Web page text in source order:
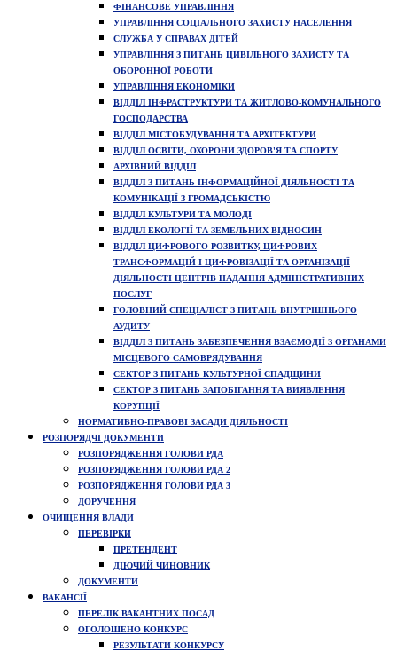
ФІНАНСОВЕ УПРАВЛІННЯ
УПРАВЛІННЯ СОЦІАЛЬНОГО ЗАХИСТУ НАСЕЛЕННЯ
СЛУЖБА У СПРАВАХ ДІТЕЙ
УПРАВЛІННЯ З ПИТАНЬ ЦИВІЛЬНОГО ЗАХИСТУ ТА
ОБОРОННОЇ РОБОТИ
УПРАВЛІННЯ ЕКОНОМІКИ
ВІДДІЛ ІНФРАСТРУКТУРИ ТА ЖИТЛОВО-КОМУНАЛЬНОГО
ГОСПОДАРСТВА
ВІДДІЛ МІСТОБУДУВАННЯ ТА АРХІТЕКТУРИ
ВІДДІЛ ОСВІТИ, ОХОРОНИ ЗДОРОВ'Я ТА СПОРТУ
АРХІВНИЙ ВІДДІЛ
ВІДДІЛ З ПИТАНЬ ІНФОРМАЦІЙНОЇ ДІЯЛЬНОСТІ ТА
КОМУНІКАЦІЇ З ГРОМАДСЬКІСТЮ
ВІДДІЛ КУЛЬТУРИ ТА МОЛОДІ
ВІДДІЛ ЕКОЛОГІЇ ТА ЗЕМЕЛЬНИХ ВІДНОСИН
ВІДДІЛ ЦИФРОВОГО РОЗВИТКУ, ЦИФРОВИХ
ТРАНСФОРМАЦІЙ І ЦИФРОВІЗАЦІЇ ТА ОРГАНІЗАЦІЇ
ДІЯЛЬНОСТІ ЦЕНТРІВ НАДАННЯ АДМІНІСТРАТИВНИХ
ПОСЛУГ
ГОЛОВНИЙ СПЕЦІАЛІСТ З ПИТАНЬ ВНУТРІШНЬОГО
АУДИТУ
ВІДДІЛ З ПИТАНЬ ЗАБЕЗПЕЧЕННЯ ВЗАЄМОДІЇ З ОРГАНАМИ
МІСЦЕВОГО САМОВРЯДУВАННЯ
СЕКТОР З ПИТАНЬ КУЛЬТУРНОЇ СПАДЩИНИ
СЕКТОР З ПИТАНЬ ЗАПОБІГАННЯ ТА ВИЯВЛЕННЯ
КОРУПЦІЇ
НОРМАТИВНО-ПРАВОВІ ЗАСАДИ ДІЯЛЬНОСТІ
РОЗПОРЯДЧІ ДОКУМЕНТИ
РОЗПОРЯДЖЕННЯ ГОЛОВИ РДА
РОЗПОРЯДЖЕННЯ ГОЛОВИ РДА 2
РОЗПОРЯДЖЕННЯ ГОЛОВИ РДА 3
ДОРУЧЕННЯ
ОЧИЩЕННЯ ВЛАДИ
ПЕРЕВІРКИ
ПРЕТЕНДЕНТ
ДІЮЧИЙ ЧИНОВНИК
ДОКУМЕНТИ
ВАКАНСІЇ
ПЕРЕЛІК ВАКАНТНИХ ПОСАД
ОГОЛОШЕНО КОНКУРС
РЕЗУЛЬТАТИ КОНКУРСУ